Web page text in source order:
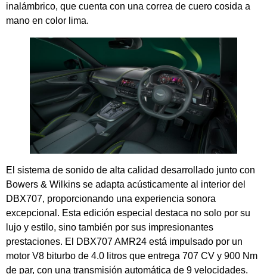
inalámbrico, que cuenta con una correa de cuero cosida a
mano en color lima.
El sistema de sonido de alta calidad desarrollado junto con
Bowers & Wilkins se adapta acústicamente al interior del
DBX707, proporcionando una experiencia sonora
excepcional. Esta edición especial destaca no solo por su
lujo y estilo, sino también por sus impresionantes
prestaciones. El DBX707 AMR24 está impulsado por un
motor V8 biturbo de 4.0 litros que entrega 707 CV y 900 Nm
de par, con una transmisión automática de 9 velocidades.